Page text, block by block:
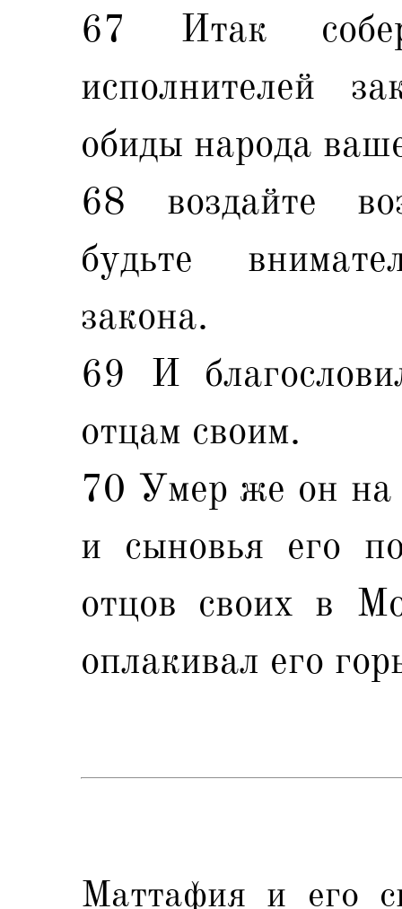
67 Итак
исполнителей
обиды народа
68 воздайте
будьте
закона.
69 И
отцам своим.
70 Умер же он на
и сыновья его
отцов своих в
оплакивал его
Маттафия и его